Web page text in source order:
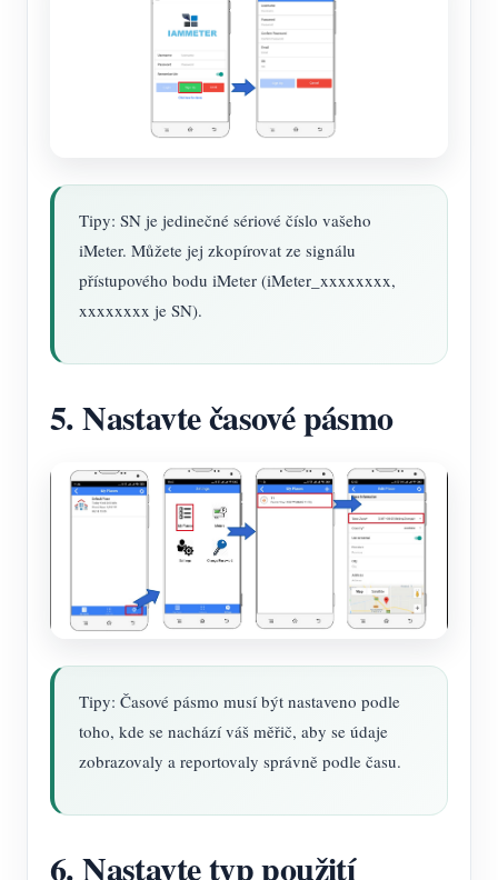
Tipy: SN je jedinečné sériové číslo vašeho
iMeter. Můžete jej zkopírovat ze signálu
přístupového bodu iMeter (iMeter_xxxxxxxx,
xxxxxxxx je SN).
5. Nastavte časové pásmo
Tipy: Časové pásmo musí být nastaveno podle
toho, kde se nachází váš měřič, aby se údaje
zobrazovaly a reportovaly správně podle času.
6. Nastavte typ použití